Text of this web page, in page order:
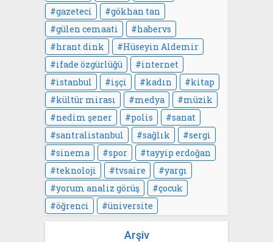
gazeteci
gökhan tan
gülen cemaati
habervs
hrant dink
Hüseyin Aldemir
ifade özgürlüğü
internet
istanbul
işçi kadın
kitap
kültür mirası
medya
müzik
nedim şener
polis
sanat
santralistanbul
sağlık
sergi
sinema
spor
tayyip erdoğan
teknoloji
tvsaire
yargı
yorum analiz görüş
çocuk
öğrenci
üniversite
Arşiv